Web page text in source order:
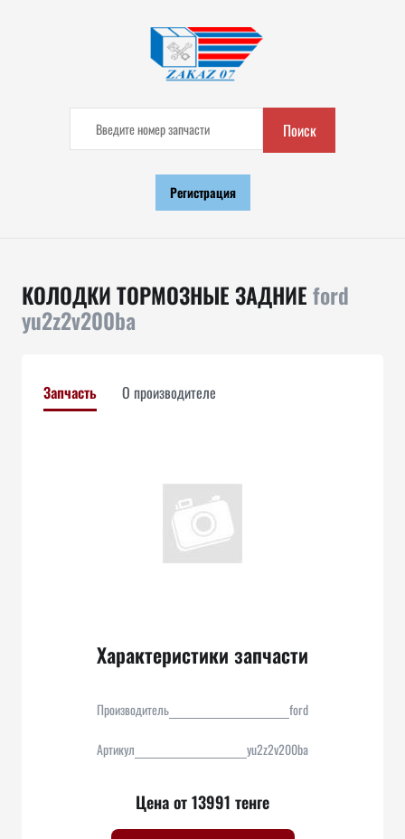
Поиск
Регистрация
КОЛОДКИ ТОРМОЗНЫЕ ЗАДНИЕford
yu2z2v200ba
Запчасть О производителе
Характеристики запчасти
Производитель ford
Артикул yu2z2v200ba
Цена от 13991 тенге